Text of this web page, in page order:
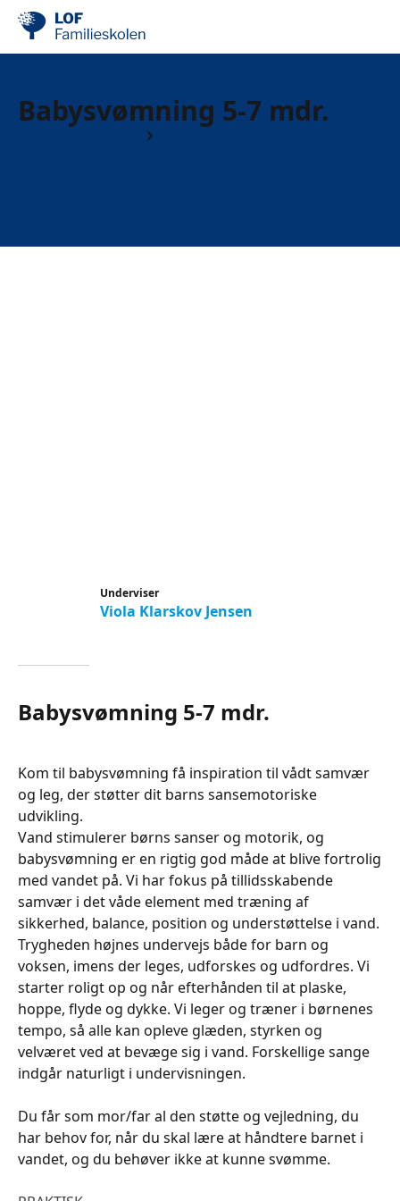
Babysvømning 5-7 mdr.
Underviser
Viola Klarskov Jensen
Babysvømning 5-7 mdr.
Kom til babysvømning få inspiration til vådt samvær
og leg, der støtter dit barns sansemotoriske
udvikling.
Vand stimulerer børns sanser og motorik, og
babysvømning er en rigtig god måde at blive fortrolig
med vandet på. Vi har fokus på tillidsskabende
samvær i det våde element med træning af
sikkerhed, balance, position og understøttelse i vand.
Trygheden højnes undervejs både for barn og
voksen, imens der leges, udforskes og udfordres. Vi
starter roligt op og når efterhånden til at plaske,
hoppe, flyde og dykke. Vi leger og træner i børnenes
tempo, så alle kan opleve glæden, styrken og
velværet ved at bevæge sig i vand. Forskellige sange
indgår naturligt i undervisningen.
Du får som mor/far al den støtte og vejledning, du
har behov for, når du skal lære at håndtere barnet i
vandet, og du behøver ikke at kunne svømme.